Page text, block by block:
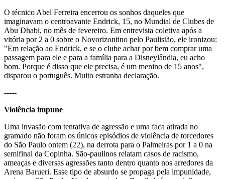
O técnico Abel Ferreira encerrou os sonhos daqueles que
imaginavam o centroavante Endrick, 15, no Mundial de Clubes de
Abu Dhabi, no mês de fevereiro. Em entrevista coletiva após a
vitória por 2 a 0 sobre o Novorizontino pelo Paulistão, ele ironizou:
"Em relação ao Endrick, e se o clube achar por bem comprar uma
passagem para ele e para a família para a Disneylândia, eu acho
bom. Porque é disso que ele precisa, é um menino de 15 anos",
disparou o português. Muito estranha declaração.
-----
Violência impune
Uma invasão com tentativa de agressão e uma faca atirada no
gramado não foram os únicos episódios de violência de torcedores
do São Paulo ontem (22), na derrota para o Palmeiras por 1 a 0 na
semifinal da Copinha. São-paulinos relatam casos de racismo,
ameaças e diversas agressões tanto dentro quanto nos arredores da
Arena Barueri. Esse tipo de absurdo se propaga pela impunidade,